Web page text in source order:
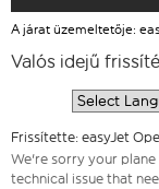
A járat üzemeltetője:
Valós idejű
Frissítette: easyJet
We're sorry your
technical issue that